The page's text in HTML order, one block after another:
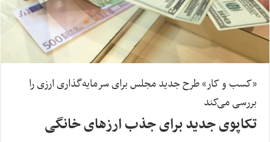
«کسب و کار» طرح جدید مجلس برای سرمایه‌گذاری ارزی را
بررسی می‌کند
تکاپوی جدید برای جذب ارزهای خانگی